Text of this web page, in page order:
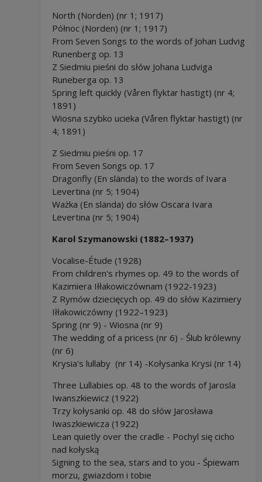
North (Norden) (nr 1; 1917)
Północ (Norden) (nr 1; 1917)
From Seven Songs to the words of Johan Ludvig
Runenberg op. 13
Z Siedmiu pieśni do słów Johana Ludviga
Runeberga op. 13
Spring left quickly (Våren flyktar hastigt) (nr 4;
1891)
Wiosna szybko ucieka (Våren flyktar hastigt) (nr
4; 1891)
Z Siedmiu pieśni op. 17
From Seven Songs op. 17
Dragonfly (En slända) to the words of Ivara
Levertina (nr 5; 1904)
Ważka (En slända) do słów Oscara Ivara
Levertina (nr 5; 1904)
Karol Szymanowski (1882–1937)
Vocalise-Étude (1928)
From children's rhymes op. 49 to the words of
Kazimiera Iłłakowiczównam (1922-1923)
Z Rymów dziecięcych op. 49 do słów Kazimiery
Iłłakowiczówny (1922–1923)
Spring (nr 9) - Wiosna (nr 9)
The wedding of a pricess (nr 6) - Ślub królewny
(nr 6)
Krysia's lullaby (nr 14) -Kołysanka Krysi (nr 14)
Three Lullabies op. 48 to the words of Jarosla
Iwanszkiewicz (1922)
Trzy kołysanki op. 48 do słów Jarosława
Iwaszkiewicza (1922)
Lean quietly over the cradle - Pochyl się cicho
nad kołyską
Signing to the sea, stars and to you - Śpiewam
morzu, gwiazdom i tobie